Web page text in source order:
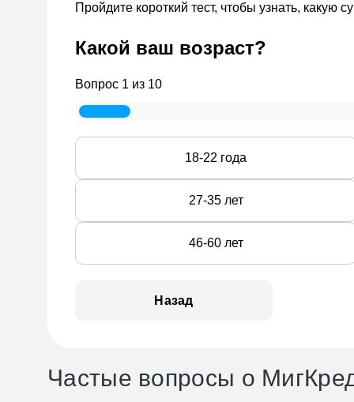
Обширный выбор кредитных продуктов;
Гибкие условия для разных категорий
Бонусные программы и специальные
Круглосуточная выдача средств.
Дополнительно доступны консультационные
Программа лояльности
Добросовестные клиенты получают особые
Постепенное снижение процентной ставки;
Увеличение доступного лимита;
Персональные предложения;
Заполните базовую информацию;
Подтвердите номер телефона;
Пройдите короткий тест, чтобы узнать, какую
Какой ваш возраст?
Вопрос 1 из 10
18-22 года
27-35 лет
46-60 лет
Назад
Частые вопросы о